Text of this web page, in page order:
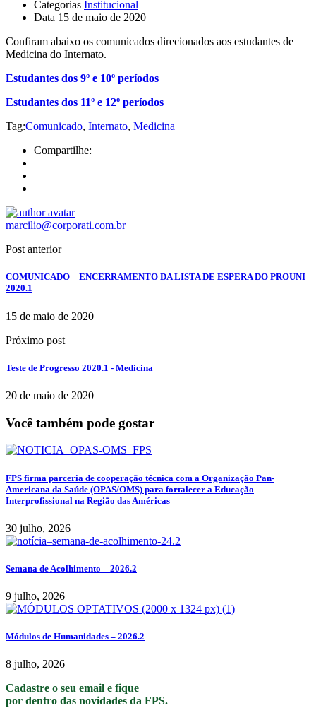
Categorias Institucional
Data 15 de maio de 2020
Confiram abaixo os comunicados direcionados aos estudantes de
Medicina do Internato.
Estudantes dos 9º e 10º períodos
Estudantes dos 11º e 12º períodos
Tag:Comunicado, Internato, Medicina
Compartilhe:
marcilio@corporati.com.br
Post anterior
COMUNICADO – ENCERRAMENTO DA LISTA DE ESPERA DO PROUNI
2020.1
15 de maio de 2020
Próximo post
Teste de Progresso 2020.1 - Medicina
20 de maio de 2020
Você também pode gostar
FPS firma parceria de cooperação técnica com a Organização Pan-
Americana da Saúde (OPAS/OMS) para fortalecer a Educação
Interprofissional na Região das Américas
30 julho, 2026
Semana de Acolhimento – 2026.2
9 julho, 2026
Módulos de Humanidades – 2026.2
8 julho, 2026
Cadastre o seu email e fique
por dentro das novidades da FPS.